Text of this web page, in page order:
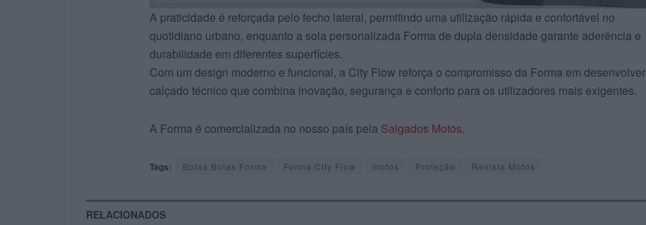
A praticidade é reforçada pelo fecho lateral, permitindo uma utilização rápida e confortável no
quotidiano urbano, enquanto a sola personalizada Forma de dupla densidade garante aderência e
durabilidade em diferentes superfícies.
Com um design moderno e funcional, a City Flow reforça o compromisso da Forma em desenvolver
calçado técnico que combina inovação, segurança e conforto para os utilizadores mais exigentes.
A Forma é comercializada no nosso país pela Salgados Motos.
Tags: Botas Botas Forma Forma City Flow motos Proteção Revista Motos
RELACIONADOS